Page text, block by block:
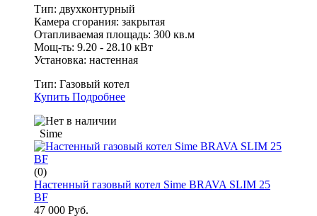
Тип: двухконтурный
Камера сгорания: закрытая
Отапливаемая площадь: 300 кв.м
Мощ-ть: 9.20 - 28.10 кВт
Установка: настенная
Тип: Газовый котел
Купить Подробнее
Sime
(0)
Настенный газовый котел Sime BRAVA SLIM 25
BF
47 000 Руб.